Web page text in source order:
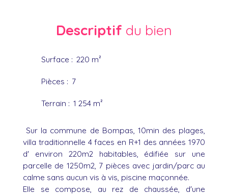
Descriptif du bien
Surface : 220 m²
Pièces : 7
Terrain : 1 254 m²
Sur la commune de Bompas, 10min des plages,
villa traditionnelle 4 faces en R+1 des années 1970
d' environ 220m2 habitables, édifiée sur une
parcelle de 1250m2, 7 pièces avec jardin/parc au
calme sans aucun vis à vis, piscine maçonnée.
Elle se compose, au rez de chaussée, d'une